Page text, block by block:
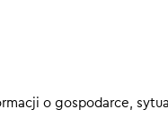
o gospodarce,